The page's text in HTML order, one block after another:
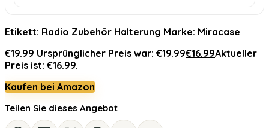
Etikett: Radio Zubehör Halterung Marke: Miracase
€19.99 Ursprünglicher Preis war: €19.99€16.99Aktueller
Preis ist: €16.99.
Kaufen bei Amazon
Teilen Sie dieses Angebot